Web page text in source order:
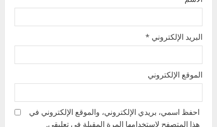
البريد الإلكتروني *
الموقع الإلكتروني
احفظ اسمي، بريدي الإلكتروني، والموقع الإلكتروني في
هذا المتصفح لاستخدامها المرة المقبلة في تعليقي.